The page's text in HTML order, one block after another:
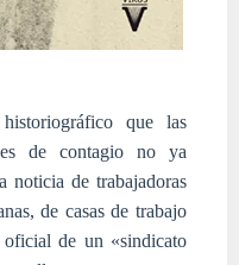
que las
de contagio no ya
noticia de trabajadoras
de casas de trabajo
de un «sindicato